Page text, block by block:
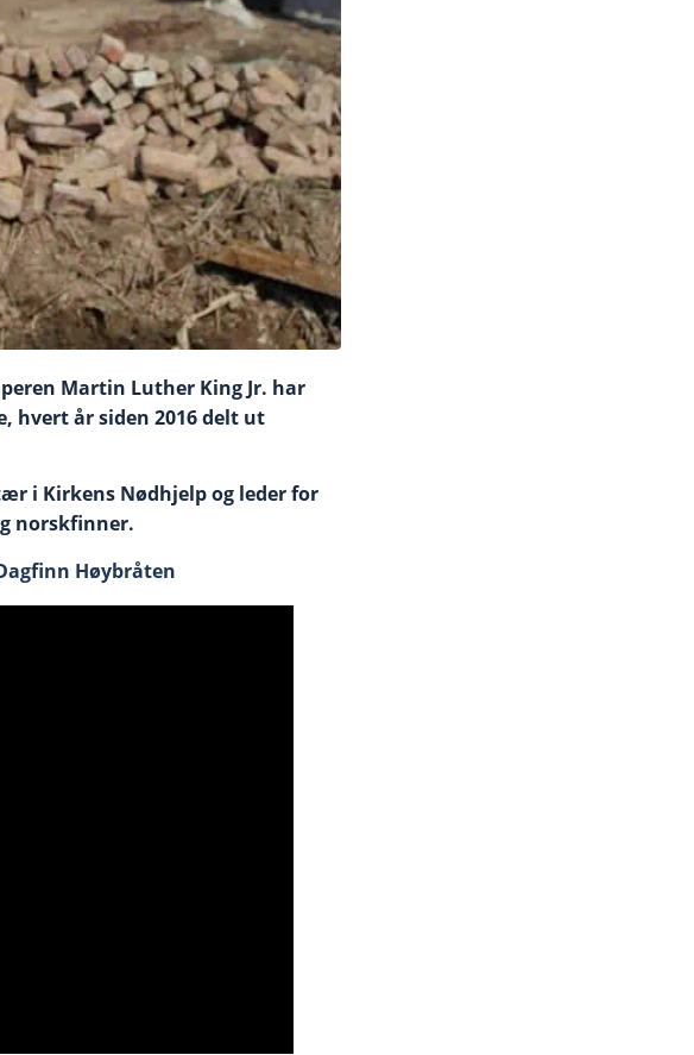
Martin Luther King Jr. har
hvert år siden 2016 delt ut
i Kirkens Nødhjelp og leder for
norskfinner.
Høybråten